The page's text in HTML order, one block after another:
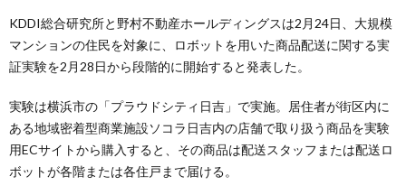
KDDI総合研究所と野村不動産ホールディングスは2月24日、大規模
マンションの住民を対象に、ロボットを用いた商品配送に関する実
証実験を2月28日から段階的に開始すると発表した。
実験は横浜市の「プラウドシティ日吉」で実施。居住者が街区内に
ある地域密着型商業施設ソコラ日吉内の店舗で取り扱う商品を実験
用ECサイトから購入すると、その商品は配送スタッフまたは配送ロ
ボットが各階または各住戸まで届ける。